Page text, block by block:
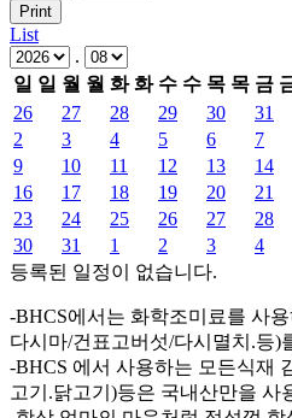
Print
List
.
일 일 월 월 화 화 수 수 목 목 금
26
27 28 29 30 31
2
3 4 5 6 7
9
10 11 12 13 14
16
17 18 19 20 21
23
24 25 26 27 28
30
31 1 2 3 4
등록된 일정이 없습니다.
-BHCS에서는 화학조미료를 사
다시마/건표고버섯/다시멸치.등)
-BHCS 에서 사용하는 모든식재
고기.닭고기)등은 국내산만을 사